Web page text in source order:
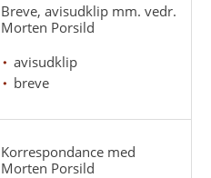
Breve, avisudklip mm. vedr.
Morten Porsild
avisudklip
breve
Korrespondance med
Morten Porsild